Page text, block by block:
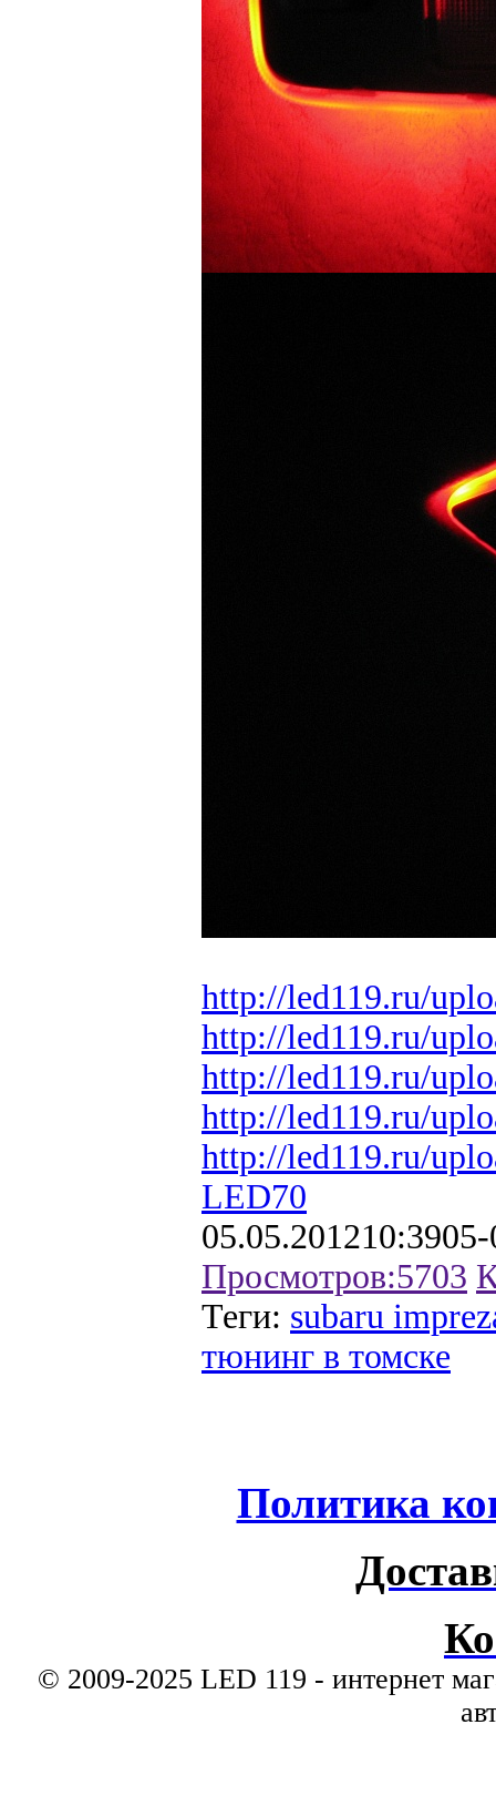
http://led119.ru/
http://led119.ru/
http://led119.ru/
http://led119.ru/
http://led119.ru/
LED70
05.05.201210:39
Просмотров:5703
Теги: subaru
тюнинг в томске
Политика
© 2009-2025 LED 119 - интернет